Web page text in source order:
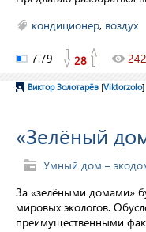
кондиционер, воздух
7.79 28
Виктор Золотарёв [Viktorzolo]
«Зелёный
Умный дом –
За «зелёными домами»
мировых экологов.
преимущественными